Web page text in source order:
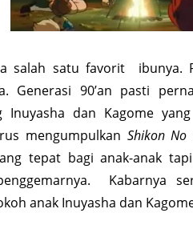
salah satu favorit ibunya.
Generasi 90’an pasti
Inuyasha dan Kagome
mengumpulkan Shikon No
tepat bagi anak-anak
Kabarnya
anak Inuyasha dan